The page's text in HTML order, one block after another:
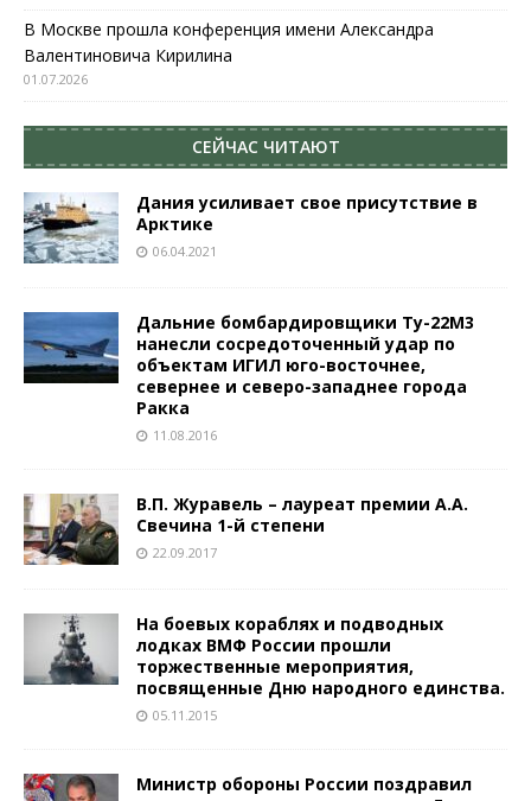
В Москве прошла конференция имени Александра
Валентиновича Кирилина
01.07.2026
СЕЙЧАС ЧИТАЮТ
Дания усиливает свое присутствие в
Арктике
06.04.2021
Дальние бомбардировщики Ту-22М3
нанесли сосредоточенный удар по
объектам ИГИЛ юго-восточнее,
севернее и северо-западнее города
Ракка
11.08.2016
В.П. Журавель – лауреат премии А.А.
Свечина 1-й степени
22.09.2017
На боевых кораблях и подводных
лодках ВМФ России прошли
торжественные мероприятия,
посвященные Дню народного единства.
05.11.2015
Министр обороны России поздравил